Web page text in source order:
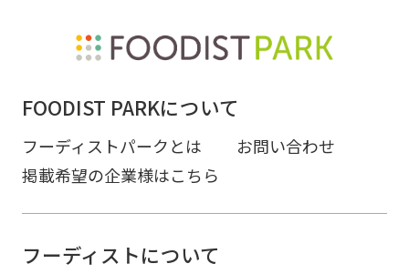
FOODIST PARKについて
フーディストパークとは
お問い合わせ
掲載希望の企業様はこちら
フーディストについて